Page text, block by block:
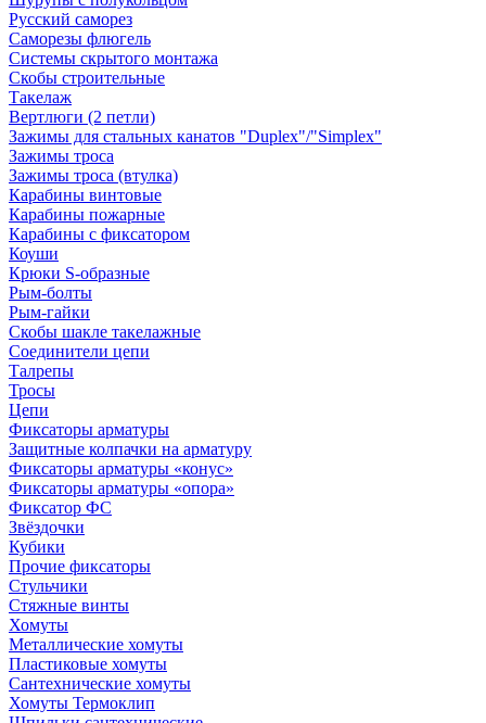
Русский саморез
Саморезы флюгель
Системы скрытого монтажа
Скобы строительные
Такелаж
Вертлюги (2 петли)
Зажимы для стальных канатов "Duplex"/"Simplex"
Зажимы троса
Зажимы троса (втулка)
Карабины винтовые
Карабины пожарные
Карабины с фиксатором
Коуши
Крюки S-образные
Рым-болты
Рым-гайки
Скобы шакле такелажные
Соединители цепи
Талрепы
Тросы
Цепи
Фиксаторы арматуры
Защитные колпачки на арматуру
Фиксаторы арматуры «конус»
Фиксаторы арматуры «опора»
Фиксатор ФС
Звёздочки
Кубики
Прочие фиксаторы
Стульчики
Стяжные винты
Хомуты
Металлические хомуты
Пластиковые хомуты
Сантехнические хомуты
Хомуты Термоклип